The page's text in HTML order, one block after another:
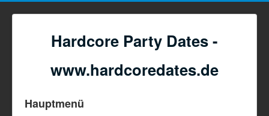
Hardcore Party Dates -
www.hardcoredates.de
Hauptmenü